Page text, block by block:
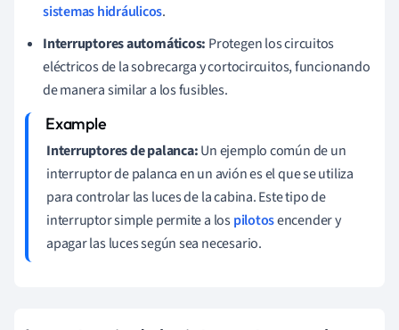
sistemas hidráulicos.
Interruptores automáticos: Protegen los circuitos
eléctricos de la sobrecarga y cortocircuitos, funcionando
de manera similar a los fusibles.
Interruptores de palanca:Un ejemplo común de un
interruptor de palanca en un avión es el que se utiliza
para controlar las luces de la cabina. Este tipo de
interruptor simple permite a lospilotosencender y
apagar las luces según sea necesario.